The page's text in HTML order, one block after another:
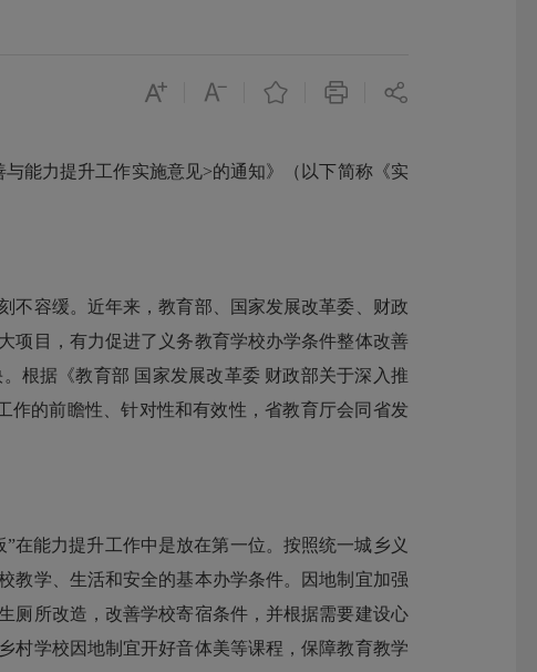
能力提升工作实施意见>的通知》（以下简称《实
容缓。近年来，教育部、国家发展改革委、财政
项目，有力促进了义务教育学校办学条件整体改善
根据《教育部 国家发展改革委 财政部关于深入推
作的前瞻性、针对性和有效性，省教育厅会同省发
在能力提升工作中是放在第一位。按照统一城乡义
教学、生活和安全的基本办学条件。因地制宜加强
厕所改造，改善学校寄宿条件，并根据需要建设心
村学校因地制宜开好音体美等课程，保障教育教学